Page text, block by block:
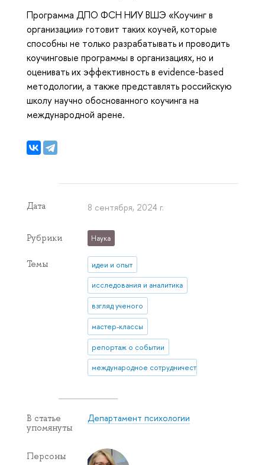
Программа ДПО ФСН НИУ ВШЭ «Коучинг в
организации» готовит таких коучей, которые
способны не только разрабатывать и проводить
коучинговые программы в организациях, но и
оценивать их эффективность в evidence-based
методологии, а также представлять российскую
школу научно обоснованного коучинга на
международной арене.
Дата 8 сентября, 2024 г.
Рубрики Наука
Темы идеи и опыт
исследования и аналитика
взгляд ученого
мастер-классы
репортаж о событии
международное сотрудничество
В статье
упомянуты
Департамент психологии
Персоны